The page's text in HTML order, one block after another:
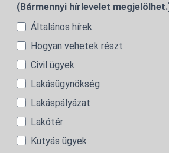
(Bármennyi hírlevelet
Általános hírek
Hogyan vehetek részt
Civil ügyek
Lakásügynökség
Lakáspályázat
Lakótér
Kutyás ügyek